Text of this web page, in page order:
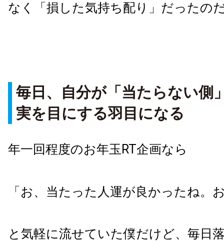
なく「損した気持ち配り」だったの
毎日、自分が「当たらない側
実を目にする羽目になる
年一回程度のお年玉RT企画なら
「お、当たった人運が良かったね。
と気軽に流せていた僕だけど、毎日